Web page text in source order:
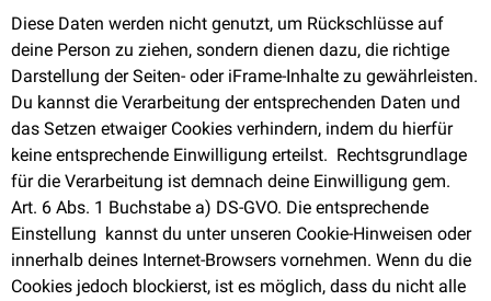
Diese Daten werden nicht genutzt, um Rückschlüsse auf
deine Person zu ziehen, sondern dienen dazu, die richtige
Darstellung der Seiten- oder iFrame-Inhalte zu gewährleisten.
Du kannst die Verarbeitung der entsprechenden Daten und
das Setzen etwaiger Cookies verhindern, indem du hierfür
keine entsprechende Einwilligung erteilst. Rechtsgrundlage
für die Verarbeitung ist demnach deine Einwilligung gem.
Art. 6 Abs. 1 Buchstabe a) DS-GVO. Die entsprechende
Einstellung kannst du unter unseren Cookie-Hinweisen oder
innerhalb deines Internet-Browsers vornehmen. Wenn du die
Cookies jedoch blockierst, ist es möglich, dass du nicht alle